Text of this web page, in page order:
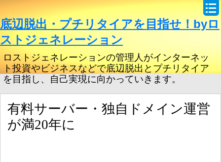
底辺脱出・プチリタイアを目指せ！byロ
ストジェネレーション
ロストジェネレーションの管理人がインターネッ
ト投資やビジネスなどで底辺脱出とプチリタイア
を目指し、自己実現に向かっていきます。
有料サーバー・独自ドメイン運営
が満20年に